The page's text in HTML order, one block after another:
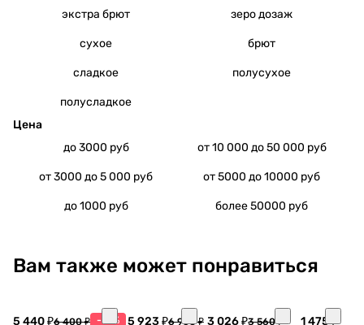
экстра брют
зеро дозаж
сухое брют
сладкое полусухое
полусладкое
Цена
до 3000 руб
от 10 000 до 50 000 руб
от 3000 до 5 000 руб от 5000 до 10000 руб
до 1000 руб более 50000 руб
Вам также может понравиться
5 440 ₽6 400 ₽ -15% 5 923 ₽6 968 ₽ 3 026 ₽3 560 ₽
1 475 ₽